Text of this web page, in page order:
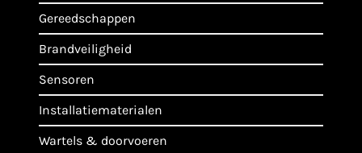
gereedschappen
brandveiligheid
sensoren
installatiematerialen
wartels & doorvoeren